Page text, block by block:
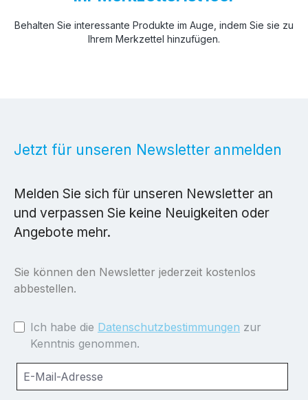
Behalten Sie interessante Produkte im Auge, indem Sie sie zu
Ihrem Merkzettel hinzufügen.
Jetzt für unseren Newsletter anmelden
Melden Sie sich für unseren Newsletter an
und verpassen Sie keine Neuigkeiten oder
Angebote mehr.
Sie können den Newsletter jederzeit kostenlos
abbestellen.
Ich habe die Datenschutzbestimmungen zur
Kenntnis genommen.